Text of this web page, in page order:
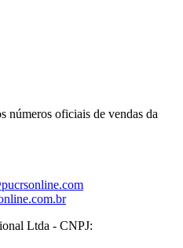
números oficiais de vendas da
Ltda - CNPJ: